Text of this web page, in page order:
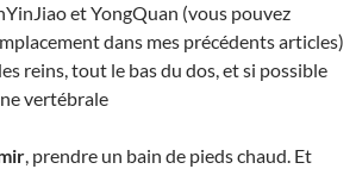
et YongQuan (vous pouvez
dans mes précédents articles)
reins, tout le bas du dos, et si possible
vertébrale
, prendre un bain de pieds chaud. Et